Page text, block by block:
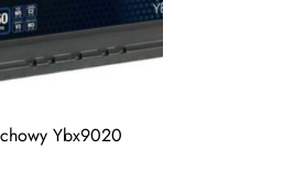
Ybx9020